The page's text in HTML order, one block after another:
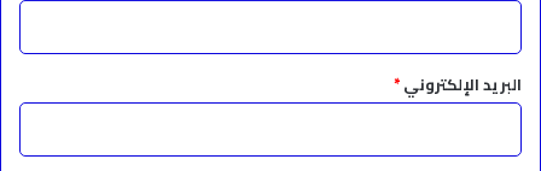
البريد الإلكتروني*